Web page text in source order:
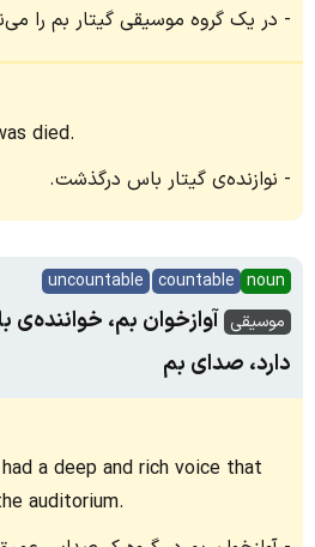
در یک گروه موسیقی گیتار بم را
died.
نوازنده‌ی گیتار باس درگذشت.
noun
countable
uncountable
موسیقی آوازخوان بم،
دارد، صدای بم
a deep and rich voice that
auditorium.